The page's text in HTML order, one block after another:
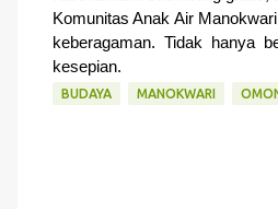
Komunitas Anak Air
keberagaman. Tidak hanya
kesepian.
BUDAYA MANOKWARI